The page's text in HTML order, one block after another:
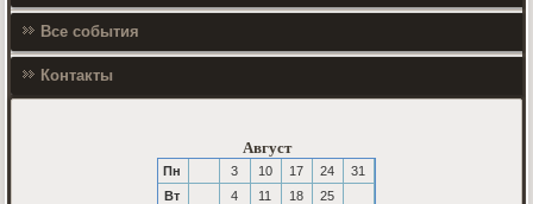
Все события
Контакты
Август
Пн 3 10 17 24
31
Вт
4 11 18
25